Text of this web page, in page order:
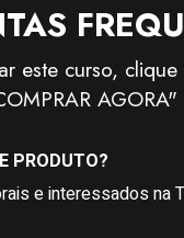
este curso,
AGORA"
PRODUTO?
e interessados na